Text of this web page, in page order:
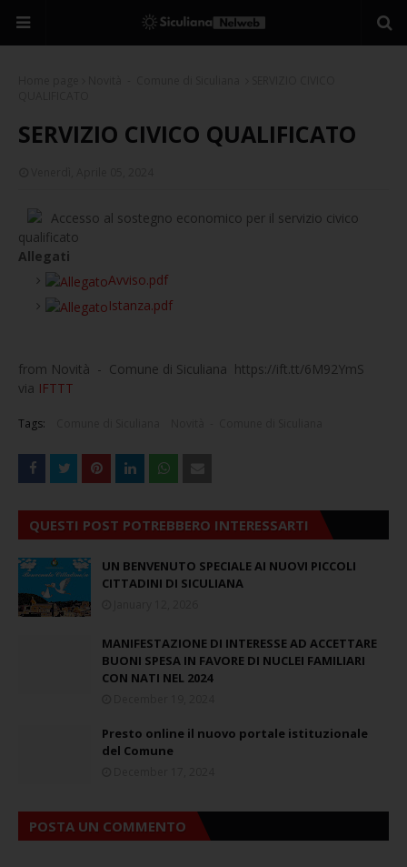
SERVIZIO CIVICO QUALIFICATO
Accesso al sostegno economico per il servizio civico
qualificato
Allegati
Avviso.pdf
Istanza.pdf
from Novità - Comune di Siculiana https://ift.tt/6M92YmS
via IFTTT
Tags:
QUESTI POST POTREBBERO INTERESSARTI
UN BENVENUTO SPECIALE AI NUOVI PICCOLI
CITTADINI DI SICULIANA
MANIFESTAZIONE DI INTERESSE AD ACCETTARE
BUONI SPESA IN FAVORE DI NUCLEI FAMILIARI
CON NATI NEL 2024
Presto online il nuovo portale istituzionale
del Comune
POSTA UN COMMENTO